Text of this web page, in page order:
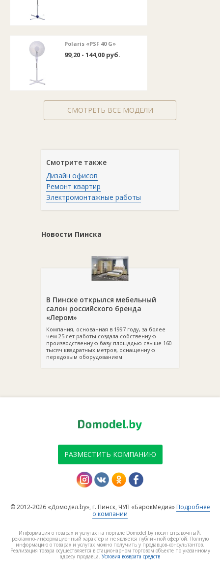
Polaris «PSF 40 G»
99,20 - 144,00 руб.
СМОТРЕТЬ ВСЕ МОДЕЛИ
Смотрите также
Дизайн офисов
Ремонт квартир
Электромонтажные работы
Новости Пинска
В Пинске открылся мебельный
салон российского бренда
«Лером»
Компания, основанная в 1997 году, за более
чем 25 лет работы создала собственную
производственную базу площадью свыше 160
тысяч квадратных метров, оснащенную
передовым оборудованием.
РАЗМЕСТИТЬ КОМПАНИЮ
© 2012-2026 «Домодел.by», г. Пинск, ЧУП «БарокМедиа» Подробнее
о компании
Информация о товарах и услугах на портале Domodel.by носит справочный,
рекламно-информационный характер и не является публичной офертой. Полную
информацию о товарах и услугах можно получить у продавцов-консультантов.
Реализация товара осуществляется в стационарном торговом объекте по указанному
адресу продавца. Условия возврата средств